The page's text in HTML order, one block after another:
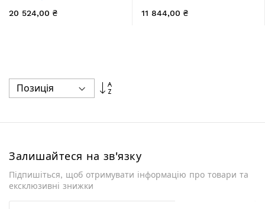
20 524,00 ₴
11 844,00 ₴
Сортувати
Залишайтеся на зв'язку
Підпишіться, щоб отримувати інформацію про товари та
ексклюзивні знижки